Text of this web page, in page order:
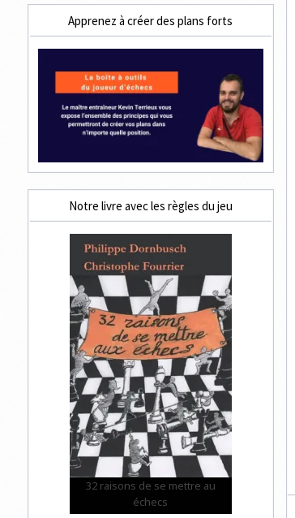
Apprenez à créer des plans forts
Notre livre avec les règles du jeu
32 raisons de se mettre au
échecs